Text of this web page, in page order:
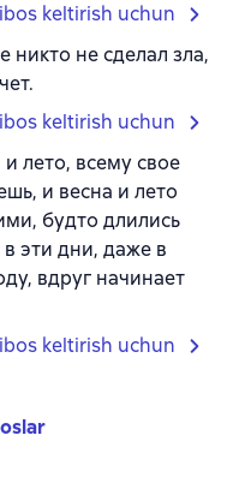
keltirish uchun
никто не сделал зла,
keltirish uchun
лето, всему свое
и весна и лето
будто длились
эти дни, даже в
вдруг начинает
keltirish uchun